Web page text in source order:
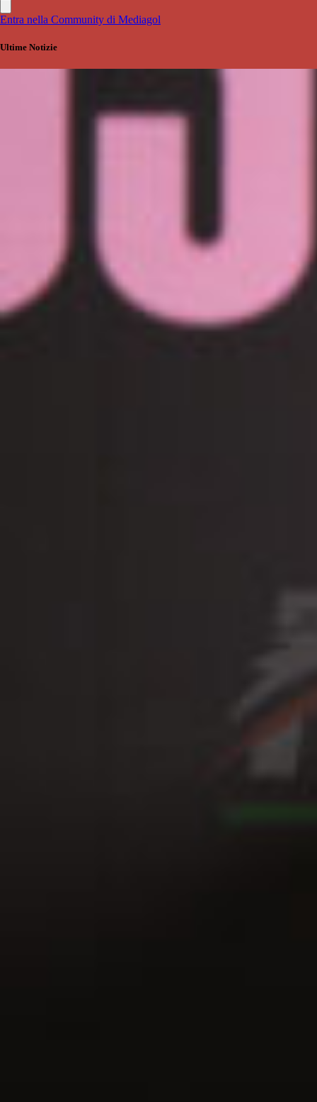
Entra nella Community di Mediagol
Ultime Notizie